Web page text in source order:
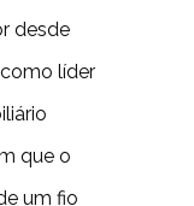
desde
líder
que o
um fio